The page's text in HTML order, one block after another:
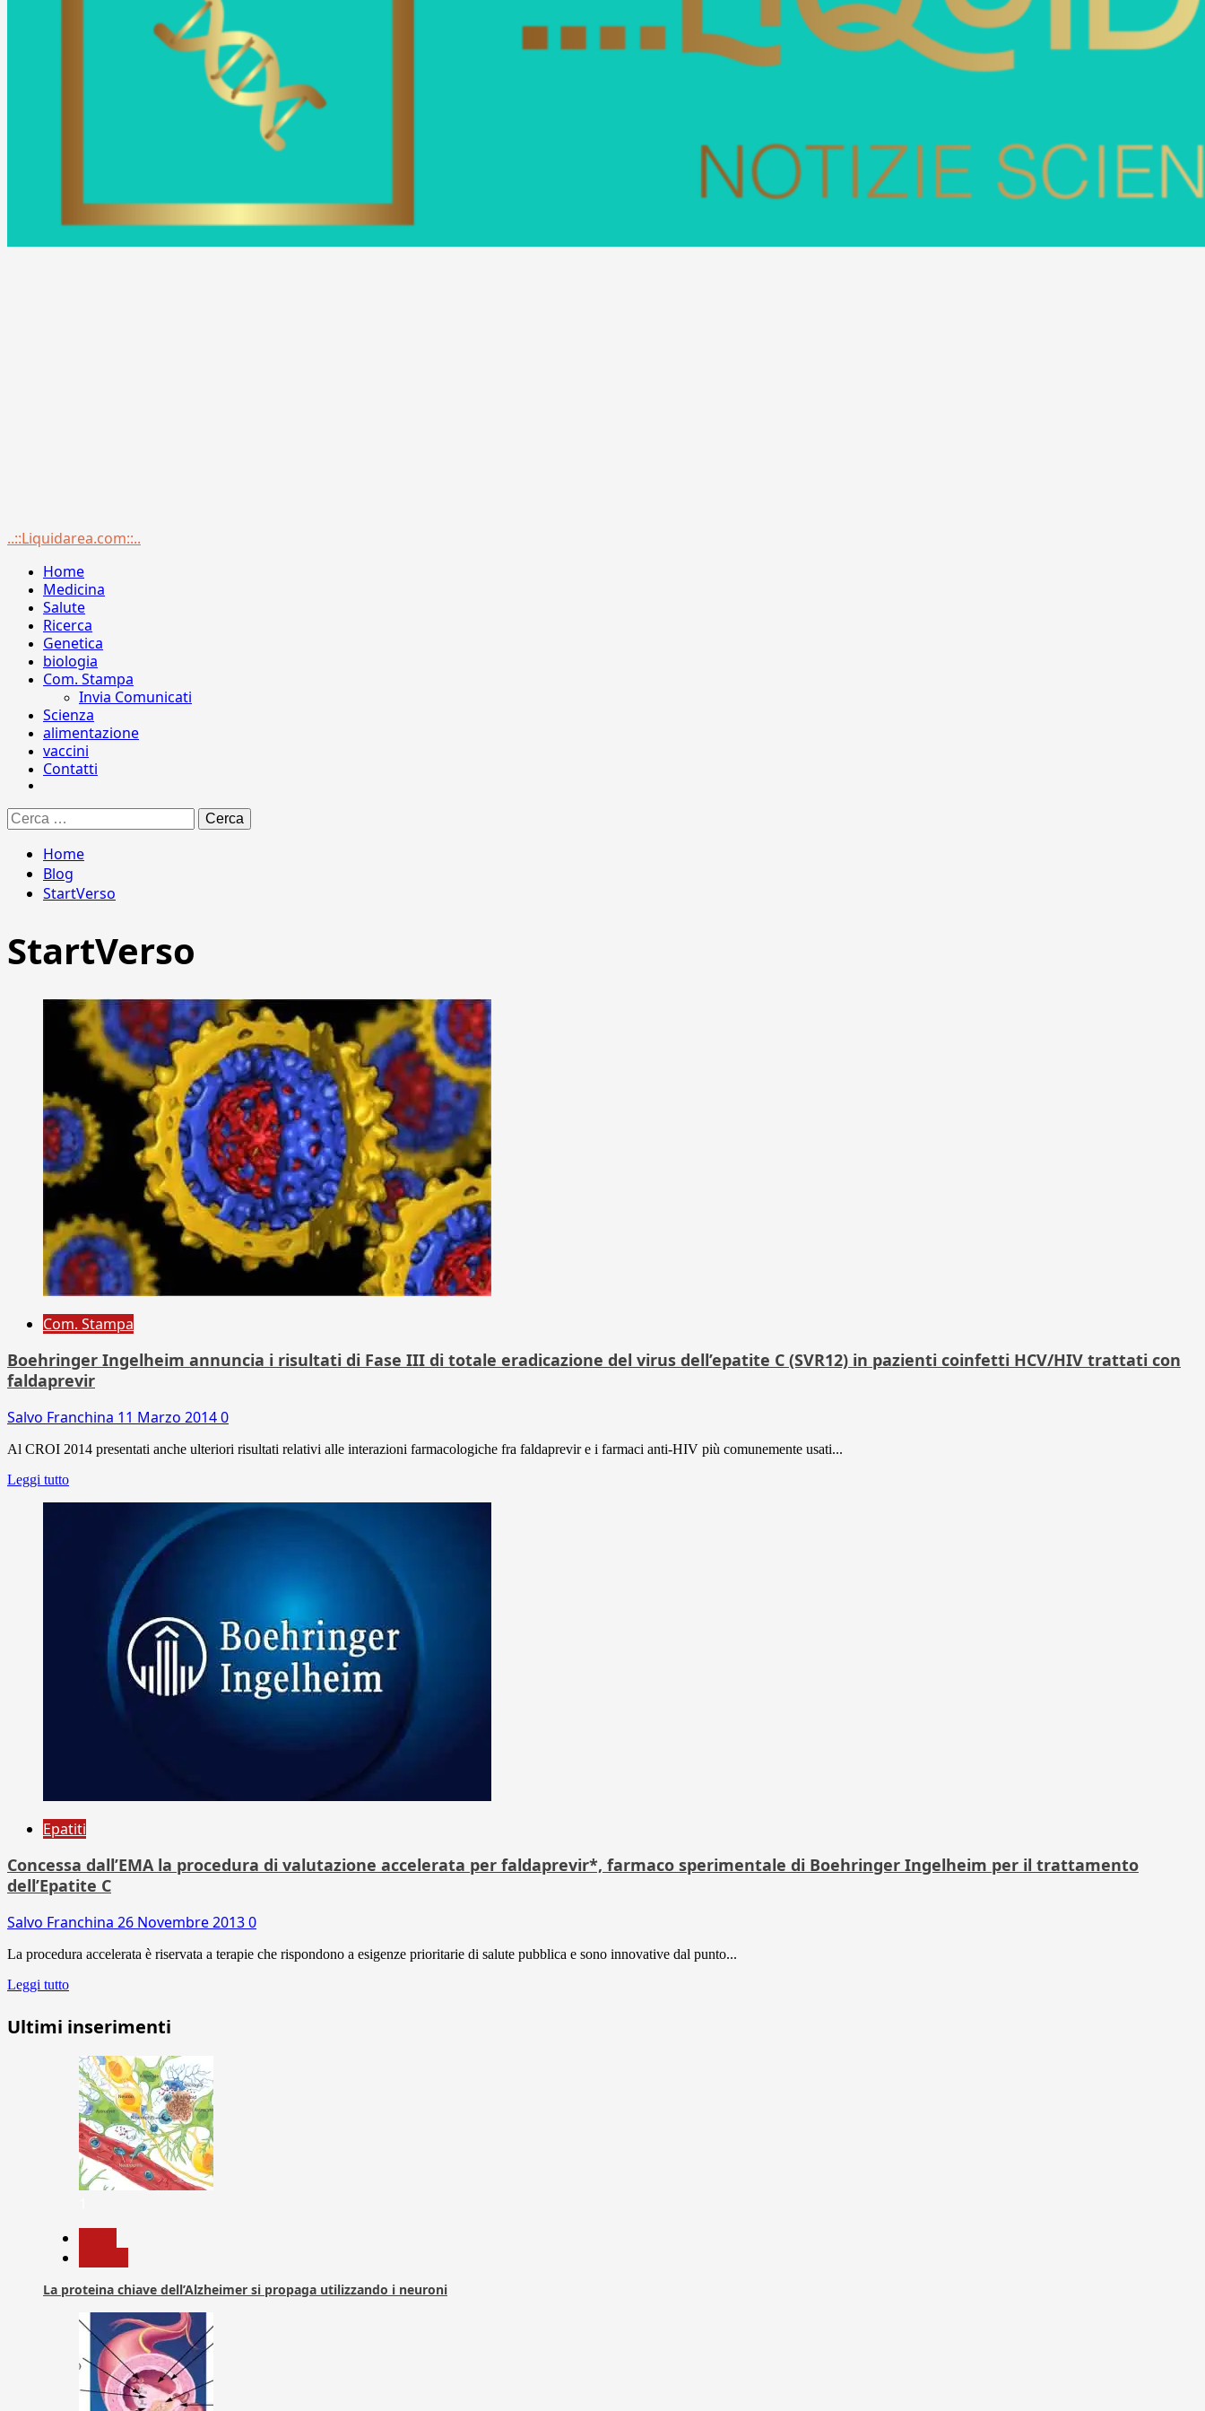
Menu
..::Liquidarea.com::..
Home
Medicina
Salute
Ricerca
Genetica
biologia
Com. Stampa
Invia Comunicati
Scienza
alimentazione
vaccini
Contatti
Ricerca
per:
Home
Blog
StartVerso
StartVerso
Com. Stampa
Boehringer Ingelheim annuncia i risultati di Fase III di totale eradicazione del virus dell’epatite C (SVR12) in pazienti coinfetti HCV/HIV trattati con
faldaprevir
Salvo Franchina 11 Marzo 20140
Al CROI 2014 presentati anche ulteriori risultati relativi alle interazioni farmacologiche fra faldaprevir e i farmaci anti-HIV più comunemente usati...
Leggi tutto
Epatiti
Concessa dall’EMA la procedura di valutazione accelerata per faldaprevir*, farmaco sperimentale di Boehringer Ingelheim per il trattamento
dell’Epatite C
Salvo Franchina 26 Novembre 20130
La procedura accelerata è riservata a terapie che rispondono a esigenze prioritarie di salute pubblica e sono innovative dal punto...
Leggi tutto
Ultimi inserimenti
La proteina chiave dell’Alzheimer si propaga utilizzando i neuroni